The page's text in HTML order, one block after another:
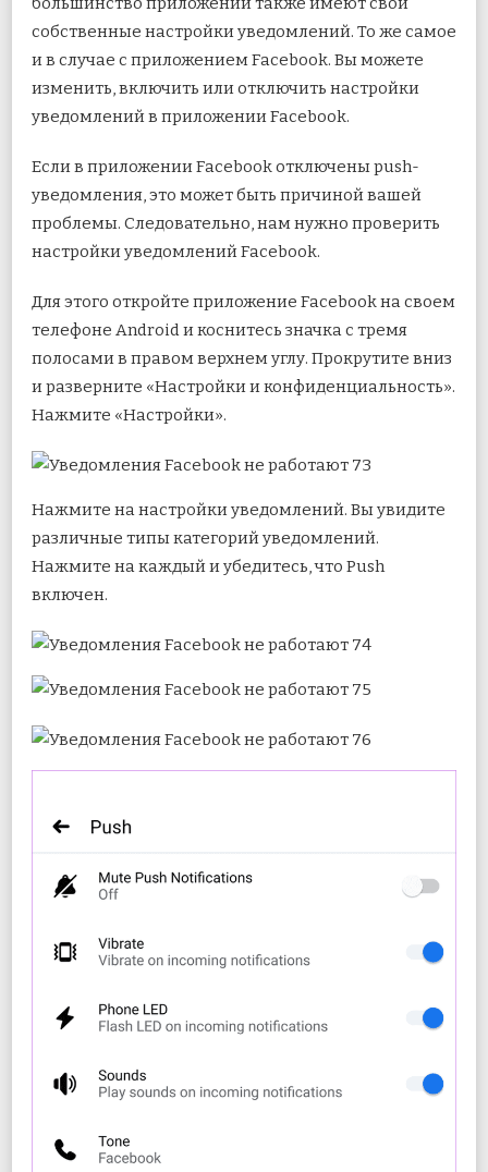
собственные настройки уведомлений. То же самое
и в случае с приложением Facebook. Вы можете
изменить, включить или отключить настройки
уведомлений в приложении Facebook.
Если в приложении Facebook отключены push-
уведомления, это может быть причиной вашей
проблемы. Следовательно, нам нужно проверить
настройки уведомлений Facebook.
Для этого откройте приложение Facebook на своем
телефоне Android и коснитесь значка с тремя
полосами в правом верхнем углу. Прокрутите вниз
и разверните «Настройки и конфиденциальность».
Нажмите «Настройки».
Нажмите на настройки уведомлений. Вы увидите
различные типы категорий уведомлений.
Нажмите на каждый и убедитесь, что Push
включен.